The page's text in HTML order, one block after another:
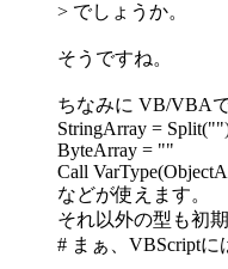
> でしょうか。
そうですね。
ちなみに VB/VBA
StringArray =
ByteArray = ""
Call
などが使えます。
それ以外の型も初
# まぁ、VBScriptに